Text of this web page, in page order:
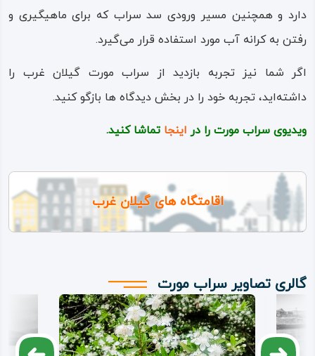
دارد و همچنین مسیر ورودی سد سراب که برای ماهیگیری و
رفتن به کرانه آب مورد استفاده قرار می‌گیرد.
اگر شما نیز تجربه بازدید از سراب مورت گیلان غرب را
داشته‌اید، تجربه خود را در بخش دیدگاه ها بازگو کنید.
ویدیوی سراب مورت را در اینجاتماشا کنید.
اقامتگاه های گیلان غرب
گالری تصاویر سراب مورت